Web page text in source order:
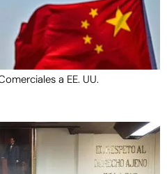
a EE. UU.